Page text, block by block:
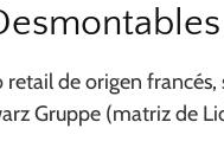
de origen
Gruppe (matriz de